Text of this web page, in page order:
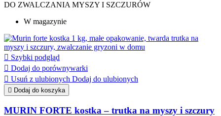
DO ZWALCZANIA MYSZY I SZCZURÓW
W magazynie
 Szybki podgląd
 Dodaj do porównywarki
 Usuń z ulubionych Dodaj do ulubionych
 Dodaj do koszyka
MURIN FORTE kostka – trutka na myszy i szczury